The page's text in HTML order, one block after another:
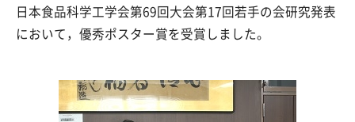
日本食品科学工学会第69回大会第17回若手の会研究発表
において，優秀ポスター賞を受賞しました。